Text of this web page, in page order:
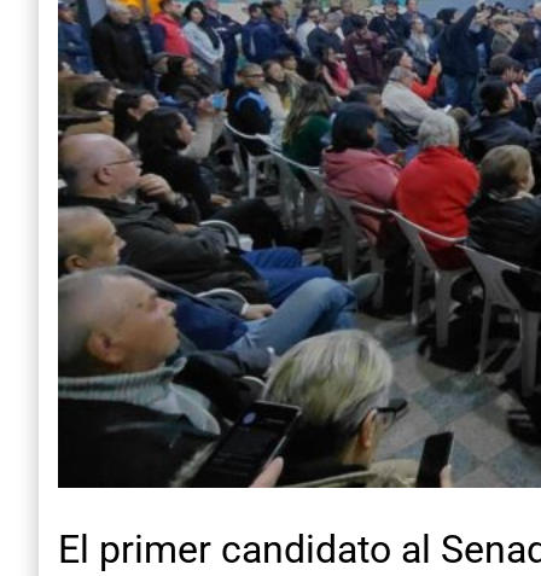
El primer candidato al